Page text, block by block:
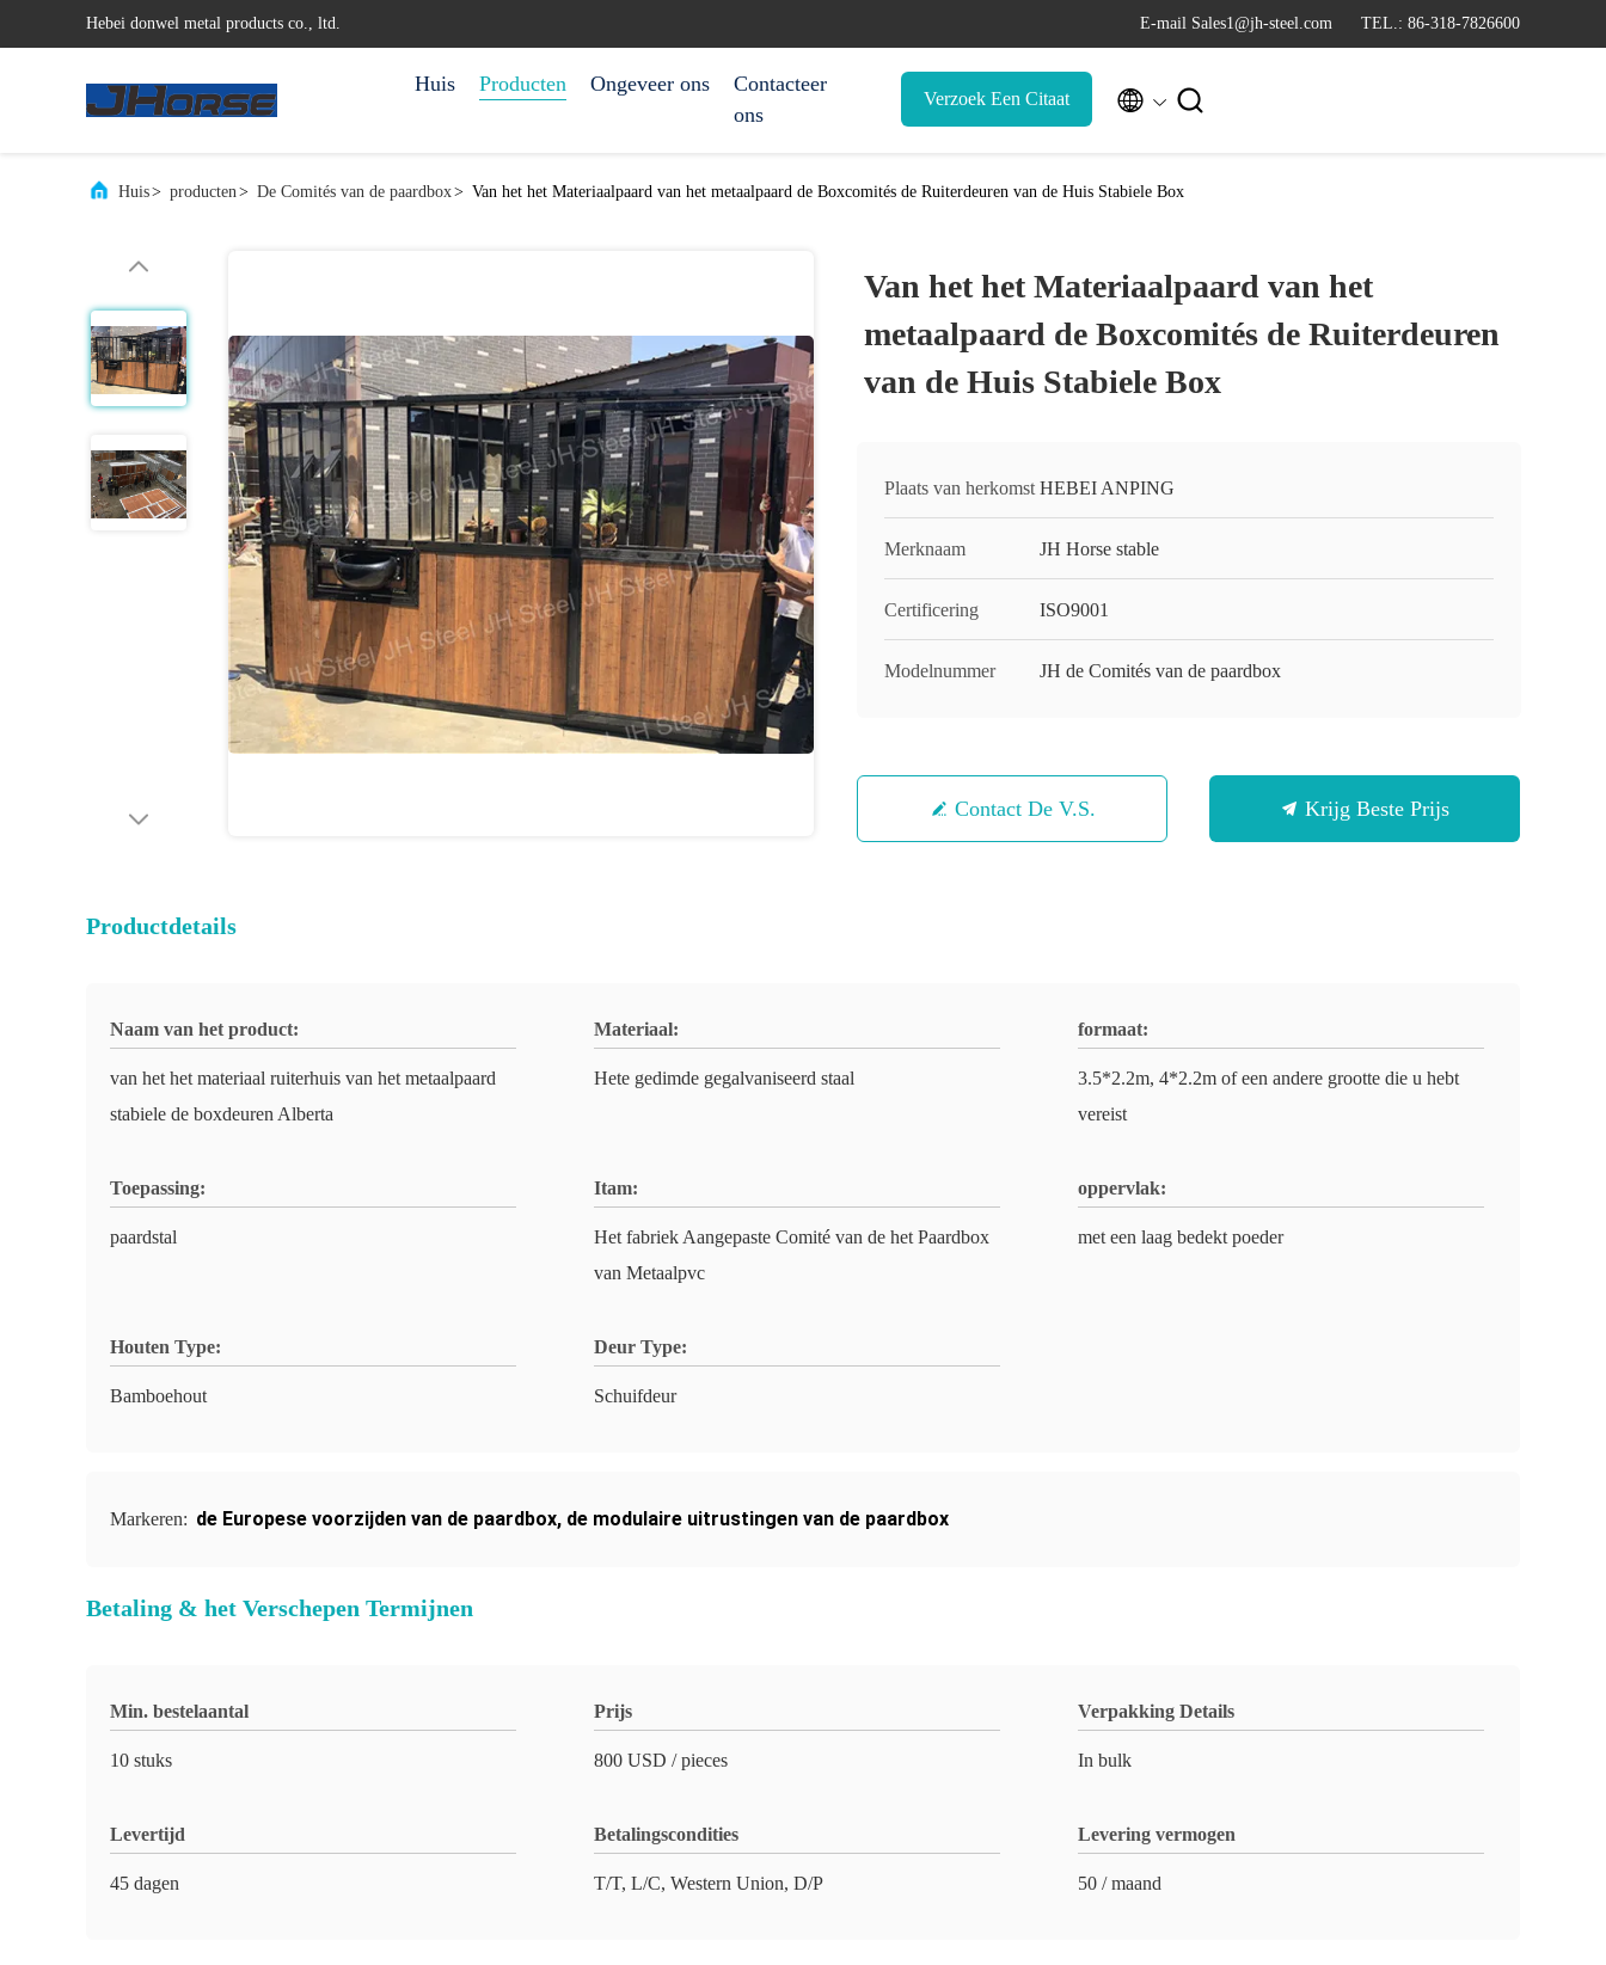
Hebei donwel metal products co., ltd. E-mail Sales1@jh-steel.com TEL.: 86-318-7826600
Huis Producten Ongeveer ons
Contacteer
ons
Verzoek Een Citaat  
Huis> producten> De Comités van de paardbox> Van het het Materiaalpaard van het metaalpaard de Boxcomités de Ruiterdeuren van de Huis Stabiele Box
Van het het Materiaalpaard van het
metaalpaard de Boxcomités de Ruiterdeuren
van de Huis Stabiele Box
Plaats van herkomst HEBEI ANPING
Merknaam JH Horse stable
Certificering ISO9001
Modelnummer JH de Comités van de paardbox
Contact De V.S. Krijg Beste Prijs
Productdetails
Naam van het product:
van het het materiaal ruiterhuis van het metaalpaard
stabiele de boxdeuren Alberta
Materiaal:
Hete gedimde gegalvaniseerd staal
formaat:
3.5*2.2m, 4*2.2m of een andere grootte die u hebt
vereist
Toepassing:
paardstal
Itam:
Het fabriek Aangepaste Comité van de het Paardbox
van Metaalpvc
oppervlak:
met een laag bedekt poeder
Houten Type:
Bamboehout
Deur Type:
Schuifdeur
Markeren: de Europese voorzijden van de paardbox, de modulaire uitrustingen van de paardbox
Betaling & het Verschepen Termijnen
Min. bestelaantal
10 stuks
Prijs
800 USD / pieces
Verpakking Details
In bulk
Levertijd
45 dagen
Betalingscondities
T/T, L/C, Western Union, D/P
Levering vermogen
50 / maand